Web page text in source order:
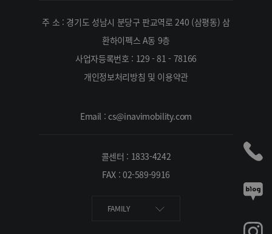
주 소 : 경기도 성남시 분당구 판교역로 240 (삼평동) 삼
환하이펙스 A동 9층
사업자등록번호 : 129 - 81 - 78166
개인정보처리방침 및 이용약관
Email : cs@inavimobility.com
콜센터 : 1833-4242
FAX : 02-589-9916
FAMILY